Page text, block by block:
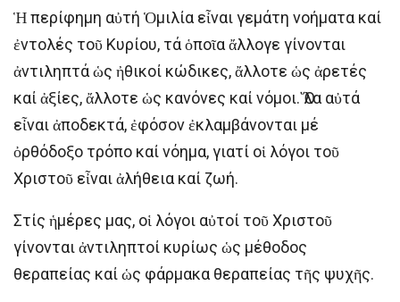
Ἡ περίφημη αὐτή Ὁμιλία εἶναι γεμάτη νοήματα καί
ἐντολές τοῦ Κυρίου, τά ὁποῖα ἄλλογε γίνονται
ἀντιληπτά ὡς ἠθικοί κώδικες, ἄλλοτε ὡς ἀρετές
καί ἀξίες, ἄλλοτε ὡς κανόνες καί νόμοι. Ὅλα αὐτά
εἶναι ἀποδεκτά, ἐφόσον ἐκλαμβάνονται μέ
ὀρθόδοξο τρόπο καί νόημα, γιατί οἱ λόγοι τοῦ
Χριστοῦ εἶναι ἀλήθεια καί ζωή.
Στίς ἡμέρες μας, οἱ λόγοι αὐτοί τοῦ Χριστοῦ
γίνονται ἀντιληπτοί κυρίως ὡς μέθοδος
θεραπείας καί ὡς φάρμακα θεραπείας τῆς ψυχῆς.